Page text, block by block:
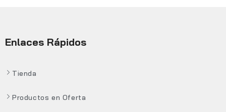
Enlaces Rápidos
Tienda
Productos en Oferta